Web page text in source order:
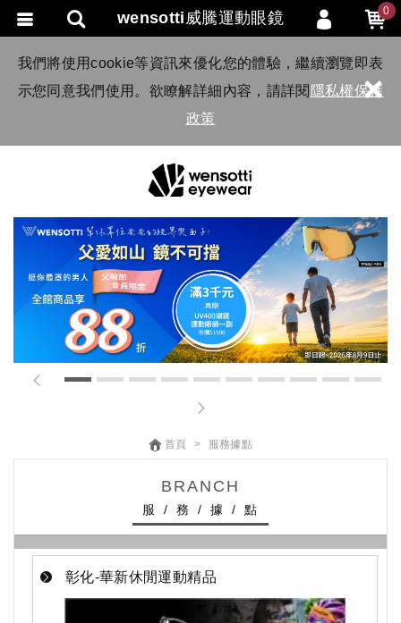
我們將使用cookie等資訊來優化您的體驗，繼續瀏覽即表
示您同意我們使用。欲瞭解詳細內容，請詳閱 隱私權保護
政策
×
首頁 服務據點
BRANCH
服 / 務 / 據 / 點
彰化-華新休閒運動精品
wensotti威騰運動眼鏡 0
會員登入
會員註冊
忘記密碼
訂單查詢
匯款通知